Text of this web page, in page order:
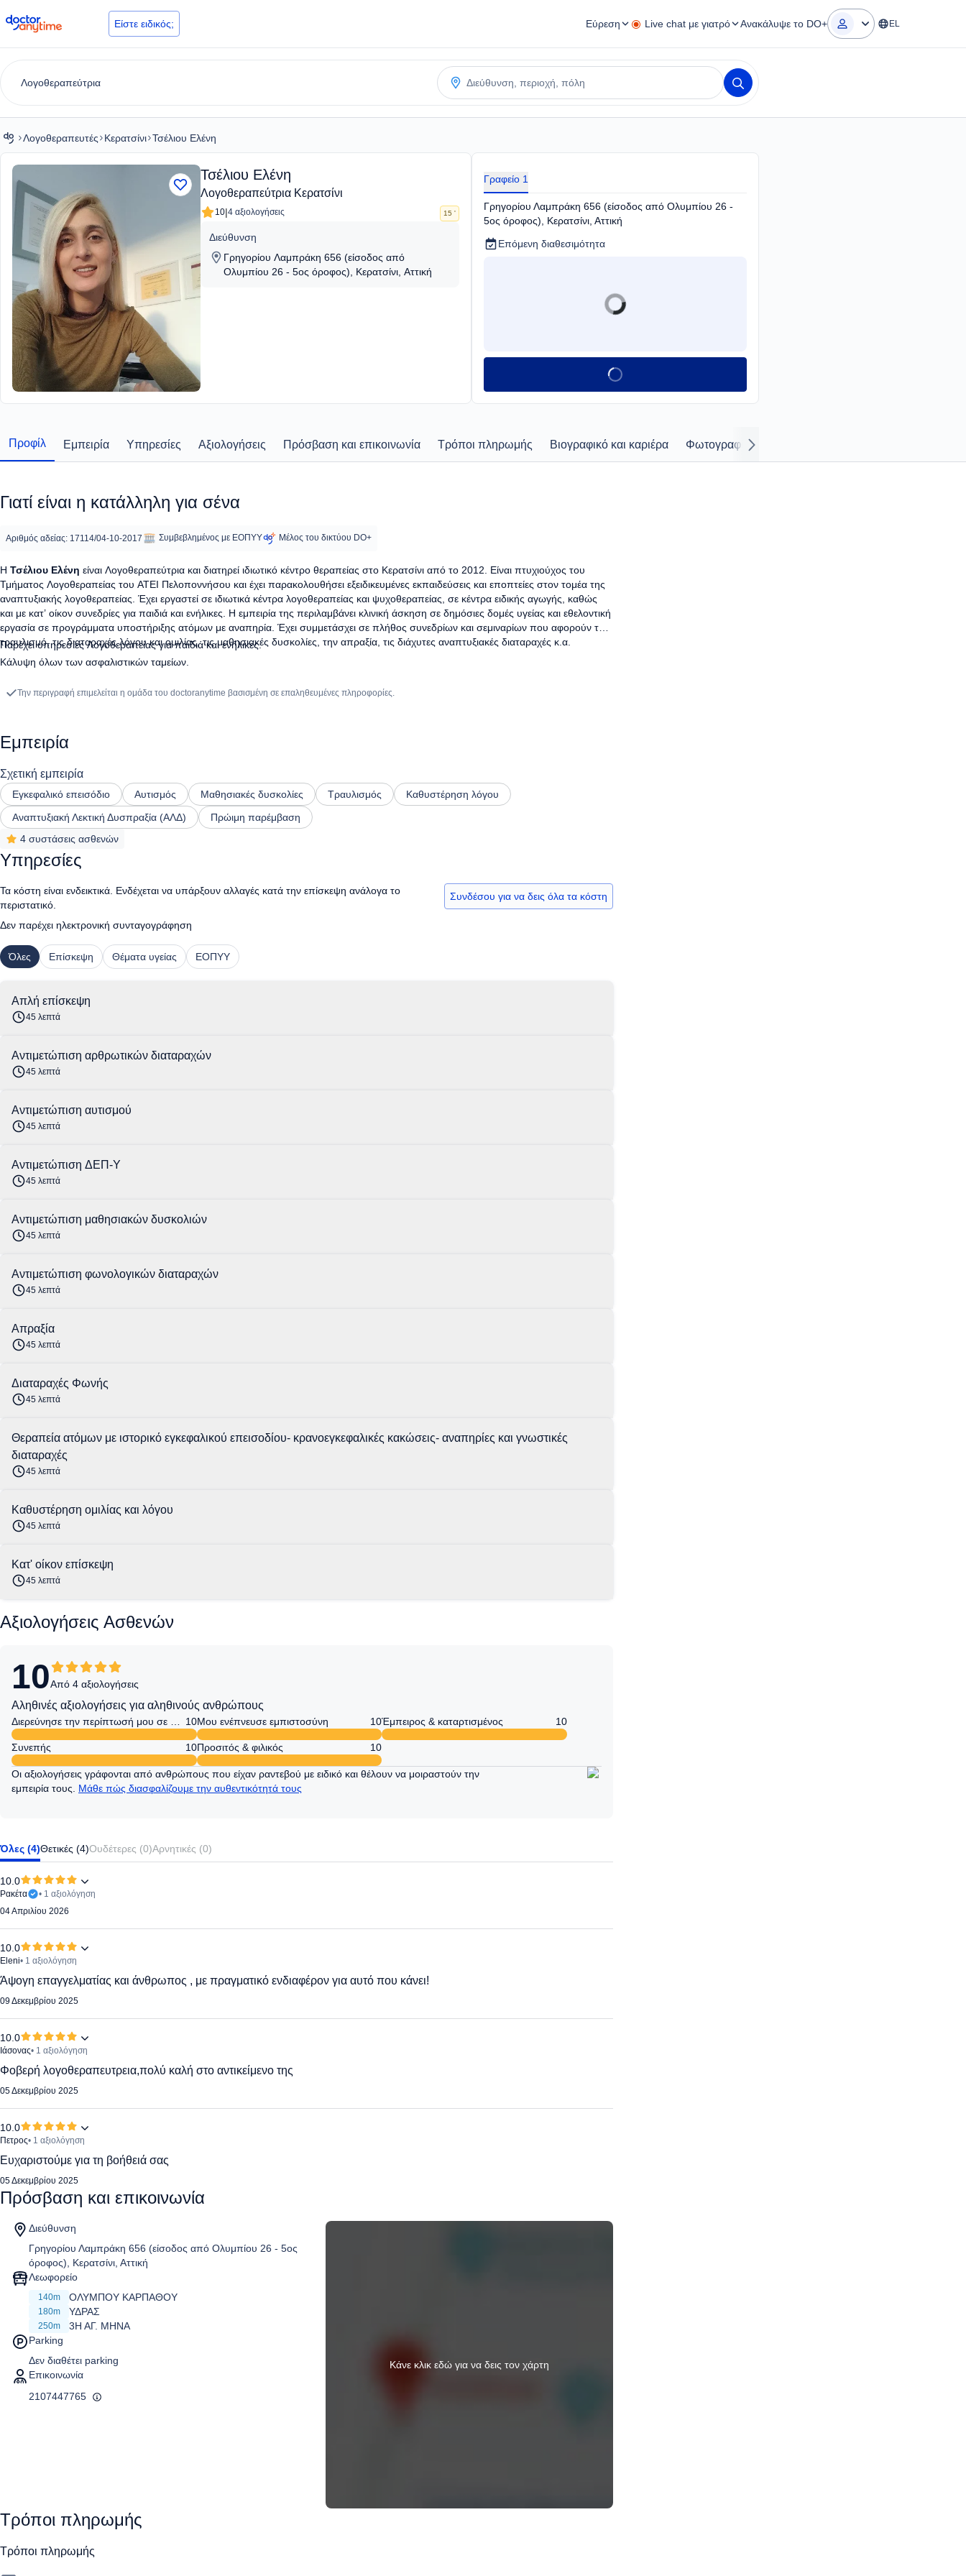
doctoranytime Είστε ειδικός; Εύρεση Live chat με γιατρό Ανακάλυψε το DO+ EL
Λογοθεραπευτές Κερατσίνι Τσέλιου Ελένη
Τσέλιου Ελένη
Λογοθεραπεύτρια Κερατσίνι
10|4 αξιολογήσεις 15 '
Διεύθυνση
Γρηγορίου Λαμπράκη 656 (είσοδος από
Ολυμπίου 26 - 5ος όροφος), Κερατσίνι, Αττική
Γραφείο 1
Γρηγορίου Λαμπράκη 656 (είσοδος από Ολυμπίου 26 -
5ος όροφος), Κερατσίνι, Αττική
Επόμενη διαθεσιμότητα
Προφίλ Εμπειρία Υπηρεσίες Αξιολογήσεις Πρόσβαση και επικοινωνία Τρόποι πληρωμής Βιογραφικό και καριέρα Φωτογραφίες και βίντεο περιστατικών
Γιατί είναι η κατάλληλη για σένα
Η Τσέλιου Ελένη είναι Λογοθεραπεύτρια και διατηρεί ιδιωτικό κέντρο θεραπείας στο Κερατσίνι από το 2012. Είναι πτυχιούχος του
Τμήματος Λογοθεραπείας του ΑΤΕΙ Πελοποννήσου και έχει παρακολουθήσει εξειδικευμένες εκπαιδεύσεις και εποπτείες στον τομέα της
αναπτυξιακής λογοθεραπείας. Έχει εργαστεί σε ιδιωτικά κέντρα λογοθεραπείας και ψυχοθεραπείας, σε κέντρα ειδικής αγωγής, καθώς
και με κατ’ οίκον συνεδρίες για παιδιά και ενήλικες. Η εμπειρία της περιλαμβάνει κλινική άσκηση σε δημόσιες δομές υγείας και εθελοντική
εργασία σε προγράμματα υποστήριξης ατόμων με αναπηρία. Έχει συμμετάσχει σε πλήθος συνεδρίων και σεμιναρίων που αφορούν τον
τραυλισμό, τις διαταραχές λόγου και ομιλίας, τις μαθησιακές δυσκολίες, την απραξία, τις διάχυτες αναπτυξιακές διαταραχές κ.α.
Παρέχει υπηρεσίες Λογοθεραπείας για παιδιά και ενήλικες.
Κάλυψη όλων των ασφαλιστικών ταμείων.
Αριθμός αδείας: 17114/04-10-2017 Συμβεβλημένος με ΕΟΠΥΥ Μέλος του δικτύου DO+
Την περιγραφή επιμελείται η ομάδα του doctoranytime βασισμένη σε επαληθευμένες πληροφορίες.
Εμπειρία
Σχετική εμπειρία
Εγκεφαλικό επεισόδιο Αυτισμός Μαθησιακές δυσκολίες Τραυλισμός
Καθυστέρηση λόγου
Αναπτυξιακή Λεκτική Δυσπραξία (ΑΛΔ)
Πρώιμη παρέμβαση
4 συστάσεις ασθενών
Υπηρεσίες
Τα κόστη είναι ενδεικτικά. Ενδέχεται να υπάρξουν αλλαγές κατά την επίσκεψη ανάλογα το
περιστατικό.
Δεν παρέχει ηλεκτρονική συνταγογράφηση
Συνδέσου για να δεις όλα τα κόστη
Όλες Επίσκεψη Θέματα υγείας ΕΟΠΥΥ
Απλή επίσκεψη
45 λεπτά
Αντιμετώπιση αρθρωτικών διαταραχών
45 λεπτά
Αντιμετώπιση αυτισμού
45 λεπτά
Αντιμετώπιση ΔΕΠ-Υ
45 λεπτά
Αντιμετώπιση μαθησιακών δυσκολιών
45 λεπτά
Αντιμετώπιση φωνολογικών διαταραχών
45 λεπτά
Απραξία
45 λεπτά
Διαταραχές Φωνής
45 λεπτά
Θεραπεία ατόμων με ιστορικό εγκεφαλικού επεισοδίου- κρανοεγκεφαλικές κακώσεις- αναπηρίες και γνωστικές
διαταραχές
45 λεπτά
Καθυστέρηση ομιλίας και λόγου
45 λεπτά
Κατ' οίκον επίσκεψη
45 λεπτά
Αξιολογήσεις Ασθενών
10Από 4 αξιολογήσεις
Αληθινές αξιολογήσεις για αληθινούς ανθρώπους
10Μου ενέπνευσε εμπιστοσύνη 10Έμπειρος & καταρτισμένος 10
Συνεπής 10Προσιτός & φιλικός 10
Οι αξιολογήσεις γράφονται από ανθρώπους που είχαν ραντεβού με ειδικό και θέλουν να μοιραστούν την
εμπειρία τους. Μάθε πώς διασφαλίζουμε την αυθεντικότητά τους
Όλες (4)Θετικές (4)Ουδέτερες (0)Αρνητικές (0)
10.0
Ρακέτα
• 1 αξιολόγηση
04 Απριλίου 2026
10.0
Eleni• 1 αξιολόγηση
Άψογη επαγγελματίας και άνθρωπος , με πραγματικό ενδιαφέρον για αυτό που κάνει!
09 Δεκεμβρίου 2025
10.0
Ιάσονας• 1 αξιολόγηση
Φοβερή λογοθεραπευτρεια,πολύ καλή στο αντικείμενο της
05 Δεκεμβρίου 2025
10.0
Πετρος• 1 αξιολόγηση
Ευχαριστούμε για τη βοήθειά σας
05 Δεκεμβρίου 2025
Πρόσβαση και επικοινωνία
Διεύθυνση
Γρηγορίου Λαμπράκη 656 (είσοδος από Ολυμπίου 26 - 5ος
όροφος), Κερατσίνι, Αττική
Λεωφορείο
140m ΟΛΥΜΠΟΥ ΚΑΡΠΑΘΟΥ
180m ΥΔΡΑΣ
250m
3Η ΑΓ. ΜΗΝΑ
Parking
Δεν διαθέτει parking
Επικοινωνία
2107447765
Κάνε κλικ εδώ για να δεις τον χάρτη
Τρόποι πληρωμής
Τρόποι πληρωμής